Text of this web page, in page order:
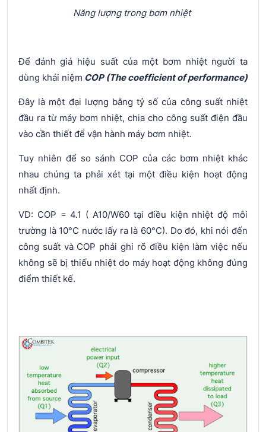
Năng lượng trong bơm nhiệt
Để đánh giá hiệu suất của một bơm nhiệt người ta
dùng khái niệm COP (The coefficient of performance)
Đây là một đại lượng bằng tỷ số của công suất nhiệt
đầu ra từ máy bơm nhiệt, chia cho công suất điện đầu
vào cần thiết để vận hành máy bơm nhiệt.
Tuy nhiên để so sánh COP của các bơm nhiệt khác
nhau chúng ta phải xét tại một điều kiện hoạt động
nhất định.
VD: COP = 4.1 ( A10/W60 tại điều kiện nhiệt độ môi
trường là 10°C nước lấy ra là 60°C). Do đó, khi nói đến
công suất và COP phải ghi rõ điều kiện làm việc nếu
không sẽ bị thiếu nhiệt do máy hoạt động không đúng
điểm thiết kế.